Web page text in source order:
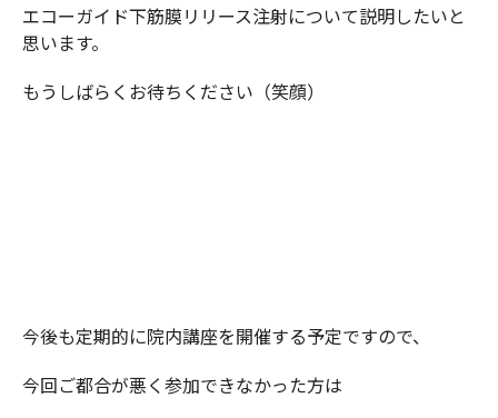
エコーガイド下筋膜リリース注射について説明したいと
思います。
もうしばらくお待ちください（笑顔）
今後も定期的に院内講座を開催する予定ですので、
今回ご都合が悪く参加できなかった方は